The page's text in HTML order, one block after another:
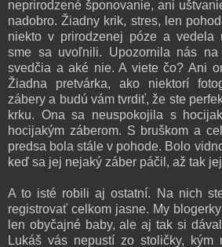
neprirodzené šponovanie, ani
nadobro. Žiadny krik, stres, len
niekto v prirodzenej póze a vedela
sme sa uvoľnili. Upozornila nás
svedčia a aké nie. A viete čo? Ani
Žiadna pretvárka, ako niektorí
zábery a budú vám tvrdiť, že ste
krku. Ona sa neuspokojila s
hocijakým záberom. S bruškom a
predsa bola stále v pohode. Bolo
keď sa jej nejaký záber páčil, až tak
A to isté robili aj ostatní. Na nich
registrovať celkom jasne. My
len obyčajné baby, ale aj tak si
Lukáš vás nepustí zo stoličky, kým